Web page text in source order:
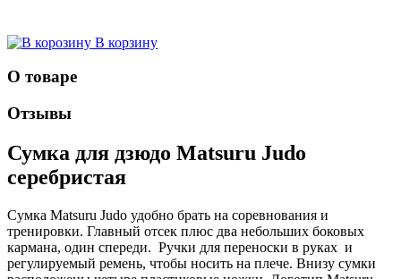
В корзину
О товаре
Отзывы
Сумка для дзюдо Matsuru Judo
серебристая
Сумка Matsuru Judo удобно брать на соревнования и
тренировки. Главный отсек плюс два небольших боковых
кармана, один спереди. Ручки для переноски в руках и
регулируемый ремень, чтобы носить на плече. Внизу сумки